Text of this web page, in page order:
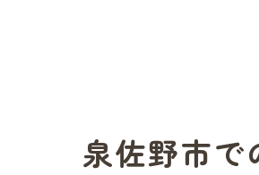
泉佐野市で